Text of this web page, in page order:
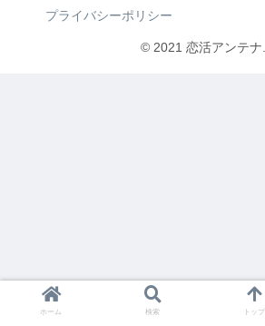
プライバシーポリシー
© 2021 恋活アンテナ.
ホーム 検索 トップ